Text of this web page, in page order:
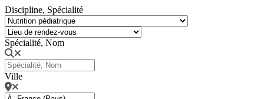
Discipline, Spécialité
Spécialité, Nom
Ville